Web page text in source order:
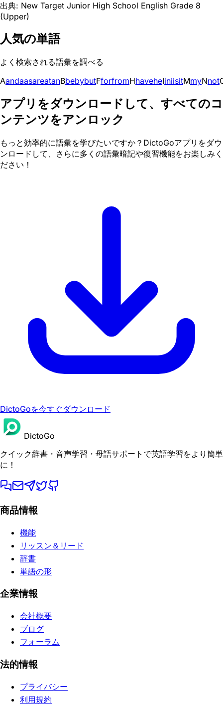
出典: New Target Junior High School English Grade 8
(Upper)
人気の単語
よく検索される語彙を調べる
AandaasareatanBbebybutFforfromHhaveheIiniisitMmyNnot
アプリをダウンロードして、すべてのコ
ンテンツをアンロック
もっと効率的に語彙を学びたいですか？DictoGoアプリをダウ
ンロードして、さらに多くの語彙暗記や復習機能をお楽しみく
ださい！
DictoGoを今すぐダウンロード
DictoGo
クイック辞書・音声学習・母語サポートで英語学習をより簡単
に！
商品情報
機能
リッスン＆リード
辞書
単語の形
企業情報
会社概要
ブログ
フォーラム
法的情報
プライバシー
利用規約